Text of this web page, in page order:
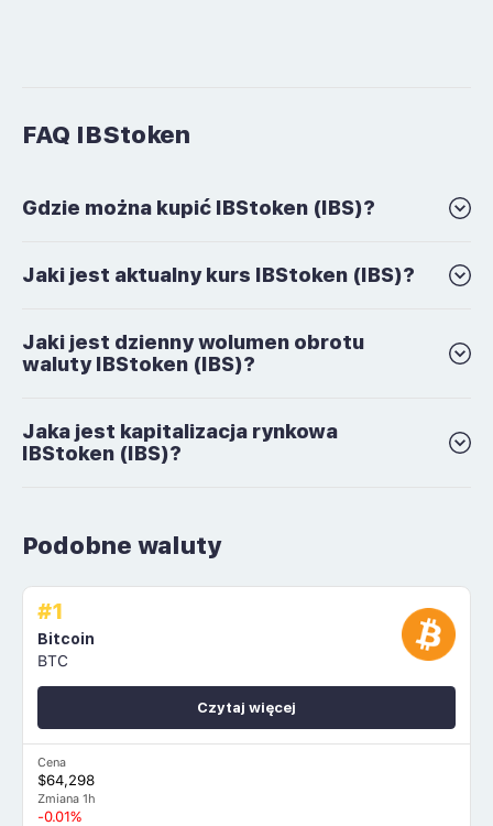
FAQ IBStoken
Gdzie można kupić IBStoken (IBS)?
Jaki jest aktualny kurs IBStoken (IBS)?
Jaki jest dzienny wolumen obrotu
waluty IBStoken (IBS)?
Jaka jest kapitalizacja rynkowa
IBStoken (IBS)?
Podobne waluty
#1
Bitcoin
BTC
Cena
$64,298
Zmiana 1h
-0.01%
Czytaj więcej